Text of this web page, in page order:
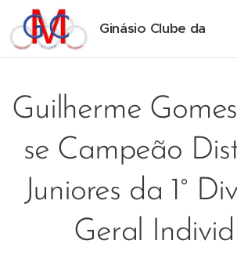
Ginásio Clube da
Guilherme
se Campeão
Juniores da 1°
Geral